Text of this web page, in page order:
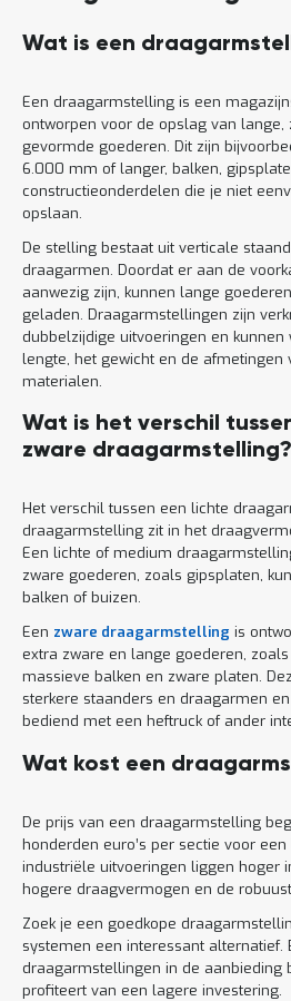
Wat is een
Een draagarmstelling is een
ontworpen voor de opslag van
gevormde goederen. Dit zijn
6.000 mm of langer, balken,
constructieonderdelen die je niet
opslaan.
De stelling bestaat uit verticale
draagarmen. Doordat er aan de
aanwezig zijn, kunnen lange
geladen. Draagarmstellingen zijn
dubbelzijdige uitvoeringen en
lengte, het gewicht en de afmetingen
materialen.
Wat is het verschil
zware draagarmstelling?
Het verschil tussen een lichte
draagarmstelling zit in het
Een lichte of medium
zware goederen, zoals gipsplaten,
balken of buizen.
Een zware draagarmstelling is
extra zware en lange goederen,
massieve balken en zware platen.
sterkere staanders en draagarmen
bediend met een heftruck of ander
Wat kost een
De prijs van een draagarmstelling
honderden euro’s per sectie voor
industriële uitvoeringen liggen hoger
hogere draagvermogen en de
Zoek je een goedkope
systemen een interessant alternatief.
draagarmstellingen in de aanbieding
profiteert van een lagere investering.